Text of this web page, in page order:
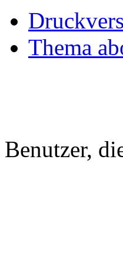
Thema
Benutzer,